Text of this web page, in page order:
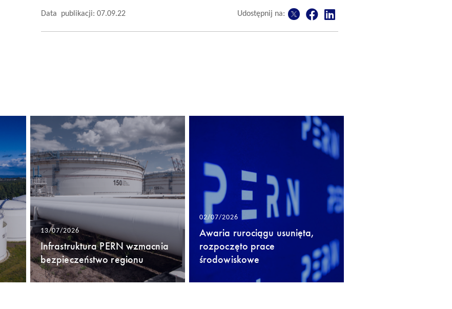
Data publikacji: 07.09.22 Udostępnij na:
13/07/2026
Infrastruktura PERN wzmacnia
bezpieczeństwo regionu
02/07/2026
Awaria rurociągu usunięta,
rozpoczęto prace
środowiskowe